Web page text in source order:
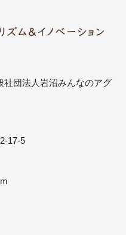
社団法人岩沼みんなのアグ
17-5